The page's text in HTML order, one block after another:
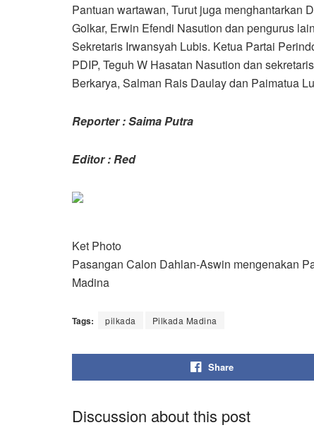
Pantuan wartawan, Turut juga menghantarkan
Golkar, Erwin Efendi Nasution dan pengurus
Sekretaris Irwansyah Lubis. Ketua Partai
PDIP, Teguh W Hasatan Nasution dan
Berkarya, Salman Rais Daulay dan Paimatua
Reporter : Saima Putra
Editor : Red
Ket Photo
Pasangan Calon Dahlan-Aswin mengenakan
Madina
Tags: pilkada Pilkada Madina
Share
Discussion about this post